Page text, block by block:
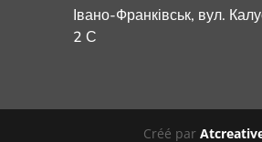
Івано-Франківськ, вул.
2 С
Créé par